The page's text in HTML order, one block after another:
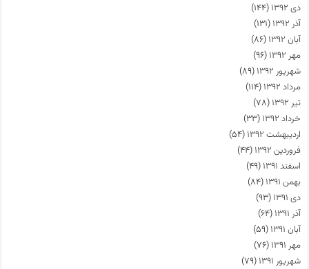
دی ۱۳۹۲
(۱۴۴)
آذر ۱۳۹۲
(۱۳۱)
آبان ۱۳۹۲
(۸۶)
مهر ۱۳۹۲
(۹۶)
شهریور ۱۳۹۲
(۸۹)
مرداد ۱۳۹۲
(۱۱۴)
تیر ۱۳۹۲
(۷۸)
خرداد ۱۳۹۲
(۳۳)
اردیبهشت ۱۳۹۲
(۵۴)
فروردین ۱۳۹۲
(۴۴)
اسفند ۱۳۹۱
(۴۹)
بهمن ۱۳۹۱
(۸۴)
دی ۱۳۹۱
(۹۳)
آذر ۱۳۹۱
(۶۴)
آبان ۱۳۹۱
(۵۹)
مهر ۱۳۹۱
(۷۶)
شهریور ۱۳۹۱
(۷۹)